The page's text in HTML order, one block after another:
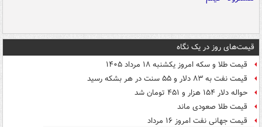
قیمت‌های روز در یک نگاه
قیمت طلا و سکه امروز یکشنبه ۱۸ مرداد ۱۴۰۵
قیمت نفت به ۸۳ دلار و ۵۵ سنت در هر بشکه رسید
حواله دلار ۱۵۴ هزار و ۴۵۱ تومان شد
قیمت طلا صعودی ماند
قیمت جهانی نفت امروز ۱۶ مرداد